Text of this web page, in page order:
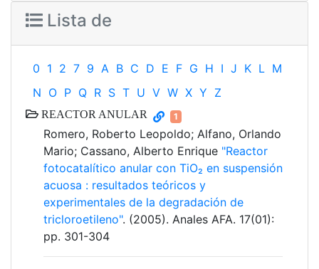
Lista de
0 1 2 7 9 A B C D E F G H I J K L M
N O P Q R S T U V W X Y Z
REACTOR ANULAR 1
Romero, Roberto Leopoldo; Alfano, Orlando
Mario; Cassano, Alberto Enrique "Reactor
fotocatalítico anular con TiO₂ en suspensión
acuosa : resultados teóricos y
experimentales de la degradación de
tricloroetileno". (2005). Anales AFA. 17(01):
pp. 301-304